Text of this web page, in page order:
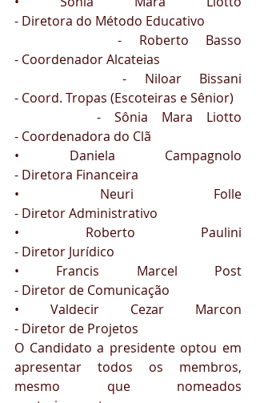
- Diretora do Método Educativo
- Coordenador Alcateias
- Coord. Tropas (Escoteiras e Sênior)
- Coordenadora do Clã
• Daniela Campagnolo
- Diretora Financeira
• Neuri Folle
- Diretor Administrativo
• Roberto Paulini
- Diretor Jurídico
• Francis Marcel Post
- Diretor de Comunicação
• Valdecir Cezar Marcon
- Diretor de Projetos
O Candidato a presidente optou em
apresentar todos os membros,
mesmo que nomeados